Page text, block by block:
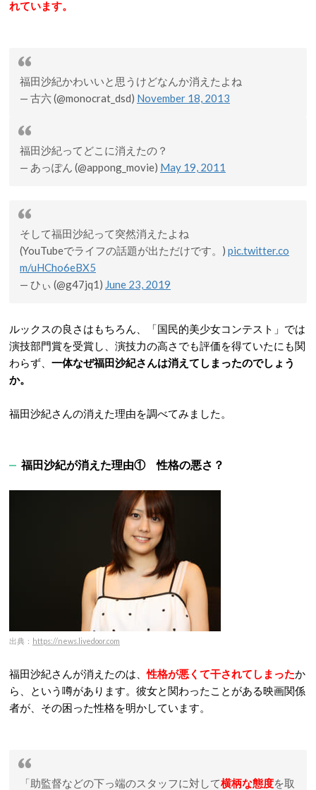
れています。
福田沙紀かわいいと思うけどなんか消えたよね
— 古六 (@monocrat_dsd) November 18, 2013
福田沙紀ってどこに消えたの？
— あっぽん (@appong_movie) May 19, 2011
そして福田沙紀って突然消えたよね
(YouTubeでライフの話題が出ただけです。) pic.twitter.co
m/uHCho6eBX5
— ひぃ (@g47jq1) June 23, 2019
ルックスの良さはもちろん、「国民的美少女コンテスト」では
演技部門賞を受賞し、演技力の高さでも評価を得ていたにも関
わらず、 一体なぜ福田沙紀さんは消えてしまったのでしょう
か。
福田沙紀さんの消えた理由を調べてみました。
福田沙紀が消えた理由① 性格の悪さ？
出典： https://news.livedoor.com
福田沙紀さんが消えたのは、性格が悪くて干されてしまったか
ら、という噂があります。彼女と関わったことがある映画関係
者が、その困った性格を明かしています。
「助監督などの下っ端のスタッフに対して横柄な態度を取